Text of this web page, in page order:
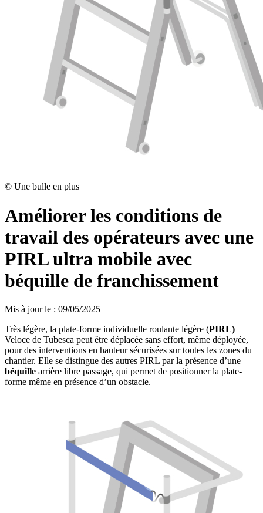
© Une bulle en plus
Améliorer les conditions de
travail des opérateurs avec une
PIRL ultra mobile avec
béquille de franchissement
Mis à jour le : 09/05/2025
Très légère, la plate-forme individuelle roulante légère (PIRL)
Veloce de Tubesca peut être déplacée sans effort, même déployée,
pour des interventions en hauteur sécurisées sur toutes les zones du
chantier. Elle se distingue des autres PIRL par la présence d’une
béquille arrière libre passage, qui permet de positionner la plate-
forme même en présence d’un obstacle.